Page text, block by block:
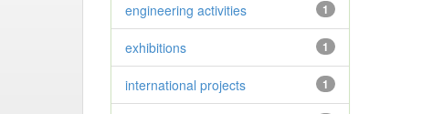
1
engineering activities
1
exhibitions
1
international projects